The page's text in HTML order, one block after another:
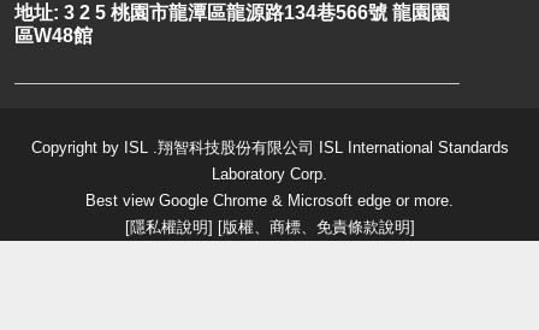
地址: 3 2 5 桃園市龍潭區龍源路134巷566號 龍園園
區W48館
Copyright by ISL .翔智科技股份有限公司 ISL International Standards
Laboratory Corp.
Best view Google Chrome & Microsoft edge or more.
[隱私權說明] [版權、商標、免責條款說明]